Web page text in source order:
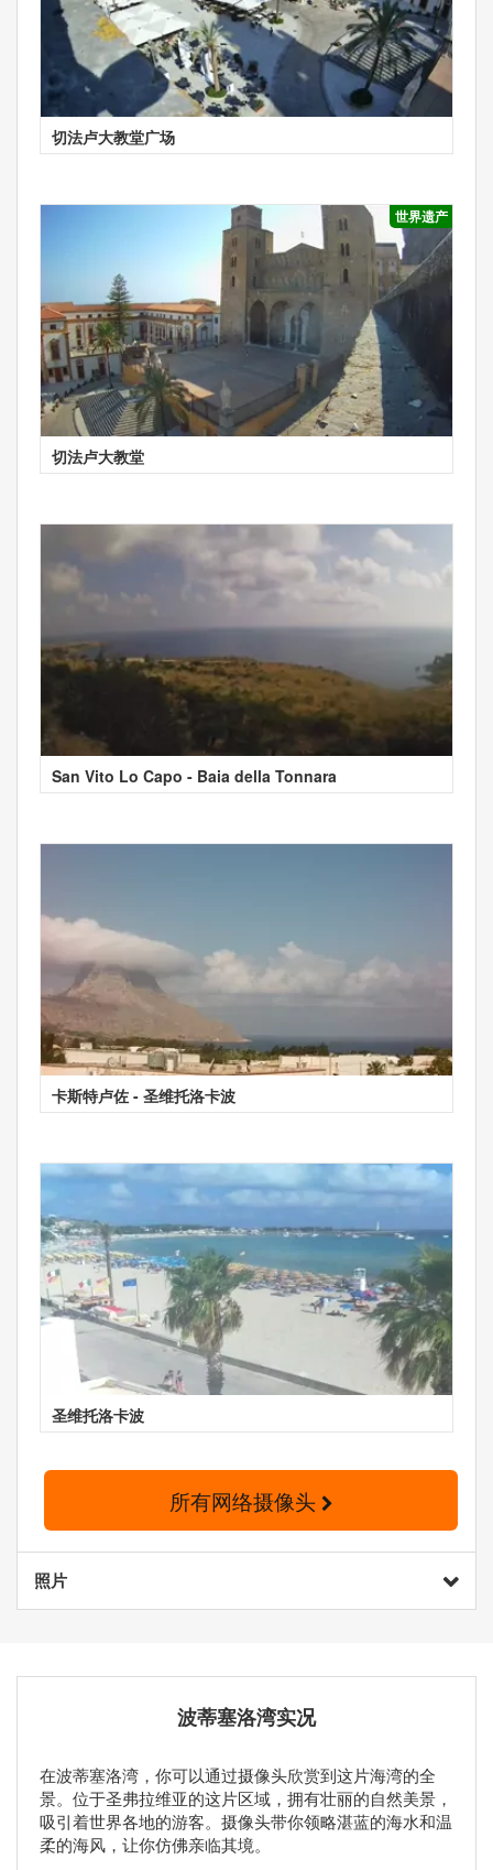
切法卢大教堂广场
世界遗产
切法卢大教堂
San Vito Lo Capo - Baia della Tonnara
卡斯特卢佐 - 圣维托洛卡波
圣维托洛卡波
所有网络摄像头
照片
波蒂塞洛湾实况
在波蒂塞洛湾，你可以通过摄像头欣赏到这片海湾的全
景。位于圣弗拉维亚的这片区域，拥有壮丽的自然美景，
吸引着世界各地的游客。摄像头带你领略湛蓝的海水和温
柔的海风，让你仿佛亲临其境。